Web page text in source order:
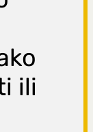
ili